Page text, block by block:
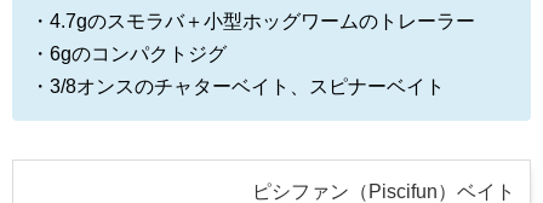
・4.7gのスモラバ＋小型ホッグワームのトレーラー
・6gのコンパクトジグ
・3/8オンスのチャターベイト、スピナーベイト
ピシファン（Piscifun）ベイト